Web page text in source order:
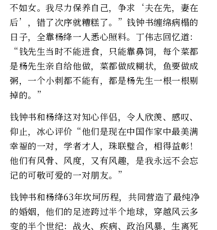
不如女。我尽力保养自己，争求‘夫在先，妻在
后’，错了次序就糟糕了。”钱钟书缠绵病榻的
日子，全靠杨绛一人悉心照料。丁伟志回忆道：
“钱先生当时不能进食，只能靠鼻饲，每个菜都
是杨先生亲自给他做，菜都做成糊状，鱼要做成
粥，一个小刺都不能有，都是杨先生一根一根剔
掉的。”
钱钟书和杨绛这对知心伴侣，令人欣羡、感叹、
仰止，冰心评价“他们是现在中国作家中最美满
幸福的一对，学者才人，珠联璧合，相得益彰！
他们有风骨、风度，又有风趣，是我永远不会忘
记的可敬可爱的一对朋友。”
钱钟书和杨绛63年坎坷历程，共同营造了最纯净
的婚姻，他们的足迹跨过半个地球，穿越风云多
变的半个世纪：战火、疾病、政治风暴，生离死